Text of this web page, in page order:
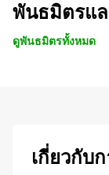
พันธมิตรแล
ดูพันธมิตรทั้งหมด
เกี่ยวกับ